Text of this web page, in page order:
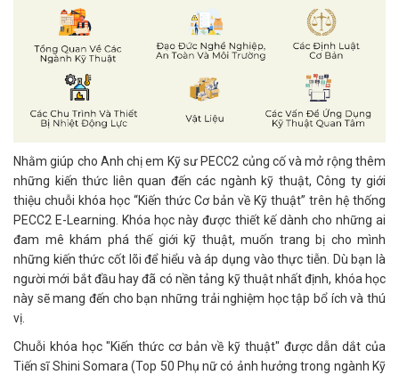
Nhằm giúp cho Anh chị em Kỹ sư PECC2 củng cố và mở rộng thêm
những kiến thức liên quan đến các ngành kỹ thuật, Công ty giới
thiệu chuỗi khóa học “Kiến thức Cơ bản về Kỹ thuật” trên hệ thống
PECC2 E-Learning. Khóa học này được thiết kế dành cho những ai
đam mê khám phá thế giới kỹ thuật, muốn trang bị cho mình
những kiến thức cốt lõi để hiểu và áp dụng vào thực tiễn. Dù bạn là
người mới bắt đầu hay đã có nền tảng kỹ thuật nhất định, khóa học
này sẽ mang đến cho bạn những trải nghiệm học tập bổ ích và thú
vị.
Chuỗi khóa học "Kiến thức cơ bản về kỹ thuật" được dẫn dắt của
Tiến sĩ Shini Somara (Top 50 Phụ nữ có ảnh hưởng trong ngành Kỹ